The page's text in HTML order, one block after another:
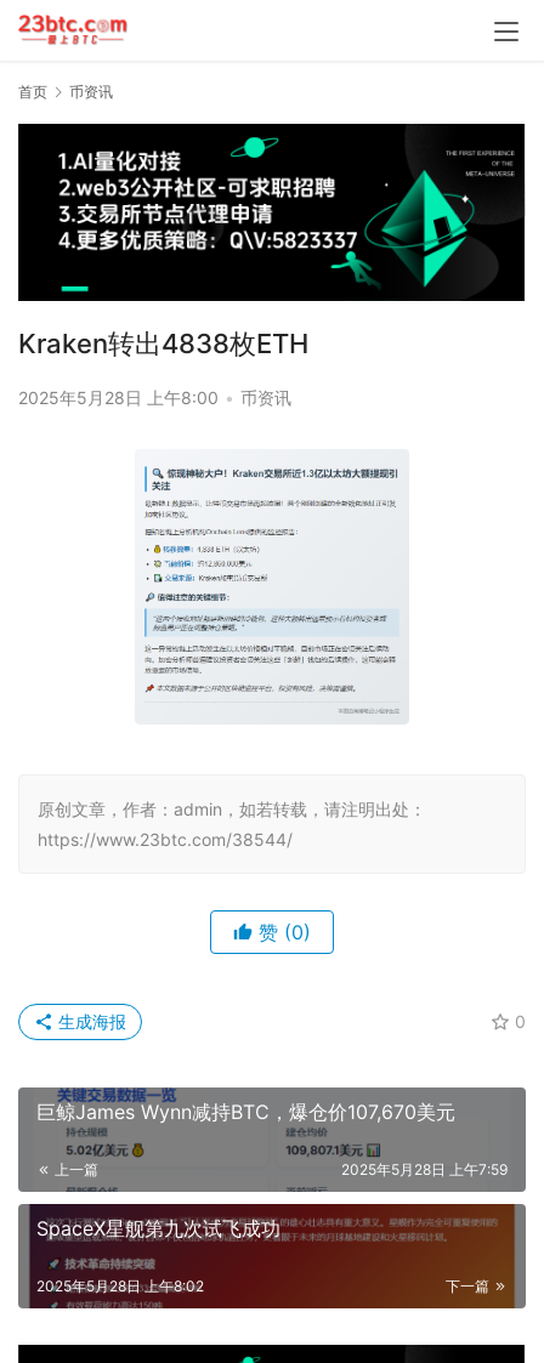
首页 币资讯
Kraken转出4838枚ETH
2025年5月28日 上午8:00 • 币资讯
原创文章，作者：admin，如若转载，请注明出处：
https://www.23btc.com/38544/
赞 (0)
0
生成海报
巨鲸James Wynn减持BTC，爆仓价107,670美元
上一篇 2025年5月28日 上午7:59
SpaceX星舰第九次试飞成功
下一篇
2025年5月28日 上午8:02